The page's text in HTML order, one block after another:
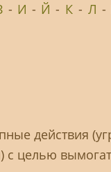
- И - Й - К - Л -
действия
целью